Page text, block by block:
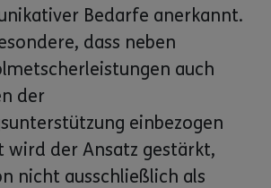
Bedarfe anerkannt.
dass neben
auch
der
einbezogen
wird der Ansatz gestärkt,
nicht ausschließlich als